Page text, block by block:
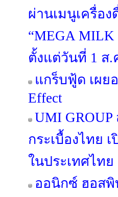
ผ่านเมนูเครื่อ
“MEGA
ตั้งแต่วันที่ 1 ส.
แกร็บฟู้ด เผย
Effect
UMI
กระเบื้องไทย
ในประเทศไท
ออนิกซ์ ฮอสพิ